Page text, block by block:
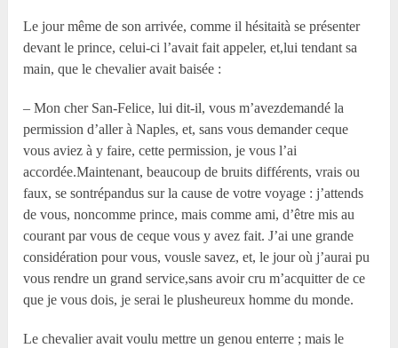
Le jour même de son arrivée, comme il hésitaità se présenter
devant le prince, celui-ci l’avait fait appeler, et,lui tendant sa
main, que le chevalier avait baisée :
– Mon cher San-Felice, lui dit-il, vous m’avezdemandé la
permission d’aller à Naples, et, sans vous demander ceque
vous aviez à y faire, cette permission, je vous l’ai
accordée.Maintenant, beaucoup de bruits différents, vrais ou
faux, se sontrépandus sur la cause de votre voyage : j’attends
de vous, noncomme prince, mais comme ami, d’être mis au
courant par vous de ceque vous y avez fait. J’ai une grande
considération pour vous, vousle savez, et, le jour où j’aurai pu
vous rendre un grand service,sans avoir cru m’acquitter de ce
que je vous dois, je serai le plusheureux homme du monde.
Le chevalier avait voulu mettre un genou enterre ; mais le